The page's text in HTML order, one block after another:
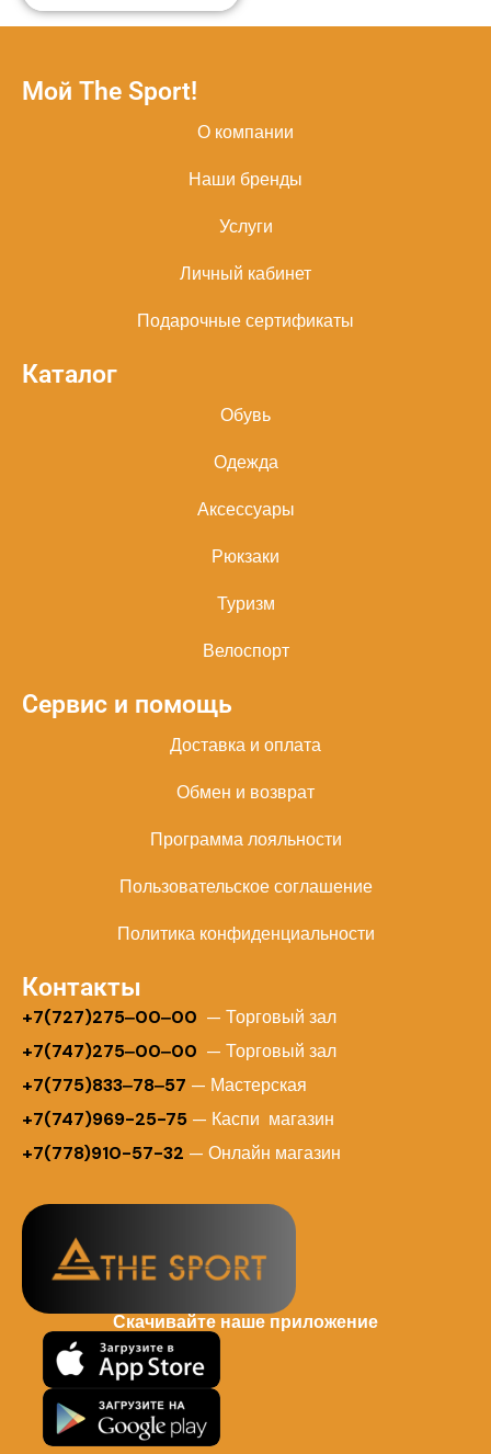
Мой The Sport!
О компании
Наши бренды
Услуги
Личный кабинет
Подарочные сертификаты
Каталог
Обувь
Одежда
Аксессуары
Рюкзаки
Туризм
Велоспорт
Сервис и помощь
Доставка и оплата
Обмен и возврат
Программа лояльности
Пользовательское соглашение
Политика конфиденциальности
Контакты
+7(727)275‒00‒00 — Торговый зал
+7(747)275‒00‒00 — Торговый зал
+7(775)833‒78‒57 — Мастерская
+7(747)969-25-75 — Каспи магазин
+7(778)910-57-32 — Онлайн магазин
Скачивайте наше приложение